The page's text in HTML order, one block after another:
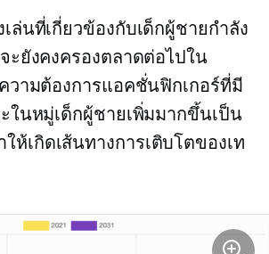
ล่นที่เกี่ยวข้องกับเด็กผู้ชายกำลัง
ะยังคงครองตลาดต่อไปใน
วามต้องการแอคชั่นฟิกเกอร์ที่มี
ในหมู่เด็กผู้ชายเพิ่มมากขึ้นเป็น
ห้เกิดเส้นทางการเติบโตของเท